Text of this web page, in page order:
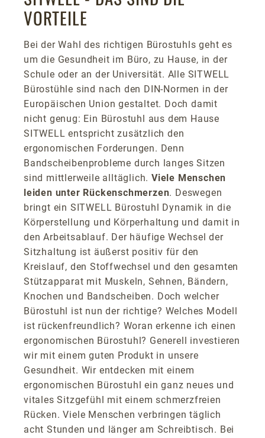
VORTEILE
Bei der Wahl des richtigen Bürostuhls geht es
um die Gesundheit im Büro, zu Hause, in der
Schule oder an der Universität. Alle SITWELL
Bürostühle sind nach den DIN-Normen in der
Europäischen Union gestaltet. Doch damit
nicht genug: Ein Bürostuhl aus dem Hause
SITWELL entspricht zusätzlich den
ergonomischen Forderungen. Denn
Bandscheibenprobleme durch langes Sitzen
sind mittlerweile alltäglich.Viele Menschen
leiden unter Rückenschmerzen. Deswegen
bringt ein SITWELL Bürostuhl Dynamik in die
Körperstellung und Körperhaltung und damit in
den Arbeitsablauf. Der häufige Wechsel der
Sitzhaltung ist äußerst positiv für den
Kreislauf, den Stoffwechsel und den gesamten
Stützapparat mit Muskeln, Sehnen, Bändern,
Knochen und Bandscheiben. Doch welcher
Bürostuhl ist nun der richtige? Welches Modell
ist rückenfreundlich? Woran erkenne ich einen
ergonomischen Bürostuhl? Generell investieren
wir mit einem guten Produkt in unsere
Gesundheit. Wir entdecken mit einem
ergonomischen Bürostuhl ein ganz neues und
vitales Sitzgefühl mit einem schmerzfreien
Rücken. Viele Menschen verbringen täglich
acht Stunden und länger am Schreibtisch. Bei